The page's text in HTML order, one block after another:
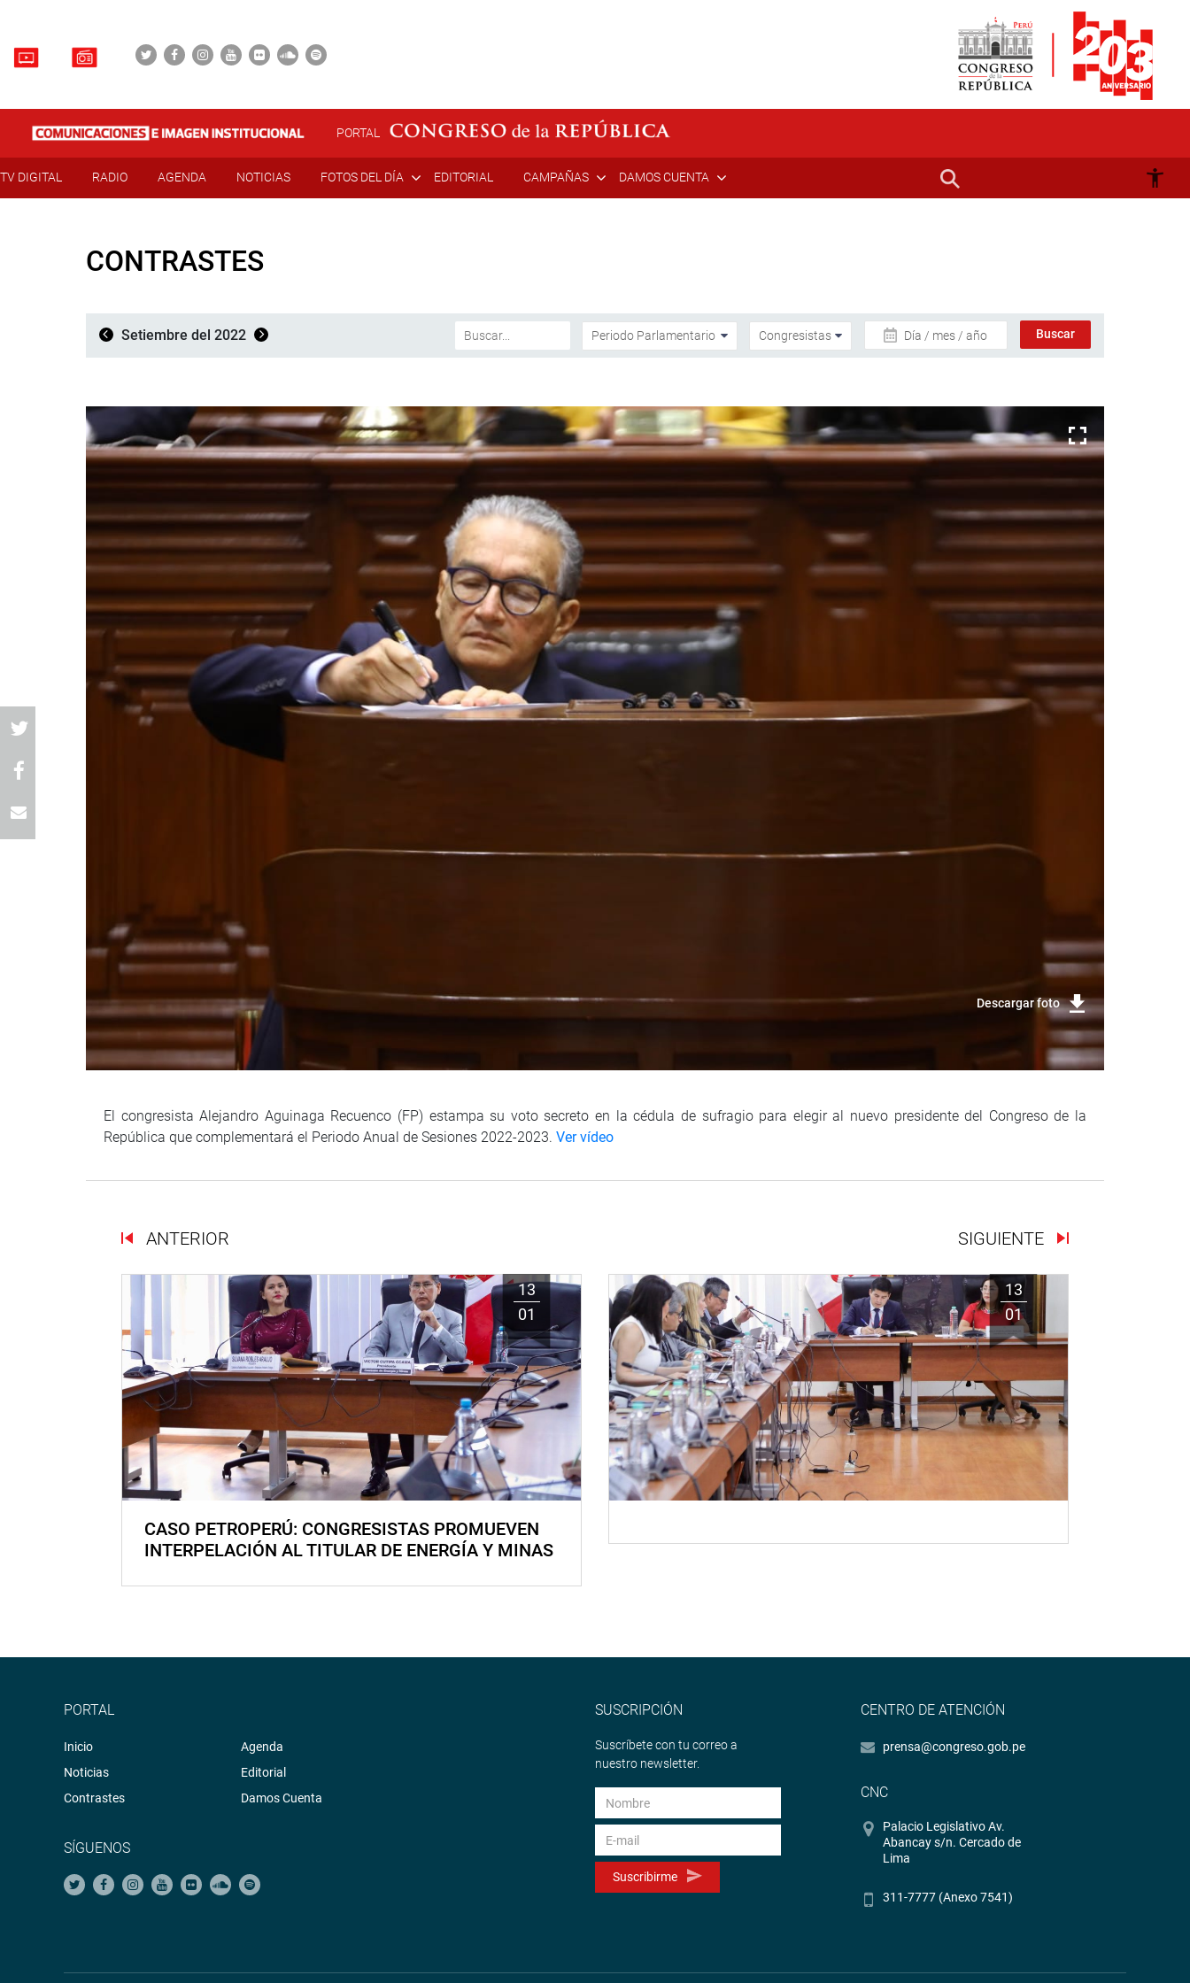
PORTAL
TV DIGITAL RADIO AGENDA NOTICIAS FOTOS DEL DÍA EDITORIAL CAMPAÑAS DAMOS CUENTA
CONTRASTES
Setiembre del 2022 Día / mes / año
Descargar foto
El congresista Alejandro Aguinaga Recuenco (FP) estampa su voto secreto en la cédula de sufragio para elegir al nuevo presidente del Congreso de la
República que complementará el Periodo Anual de Sesiones 2022-2023. Ver vídeo
ANTERIOR SIGUIENTE
13
01
CASO PETROPERÚ: CONGRESISTAS PROMUEVEN
INTERPELACIÓN AL TITULAR DE ENERGÍA Y MINAS
13
01
PORTAL
Inicio
Noticias
Contrastes
Agenda
Editorial
Damos Cuenta
SÍGUENOS
SUSCRIPCIÓN
Suscríbete con tu correo a
nuestro newsletter.
Suscribirme
CENTRO DE ATENCIÓN
prensa@congreso.gob.pe
CNC
Palacio Legislativo Av.
Abancay s/n. Cercado de
Lima
311-7777 (Anexo 7541)